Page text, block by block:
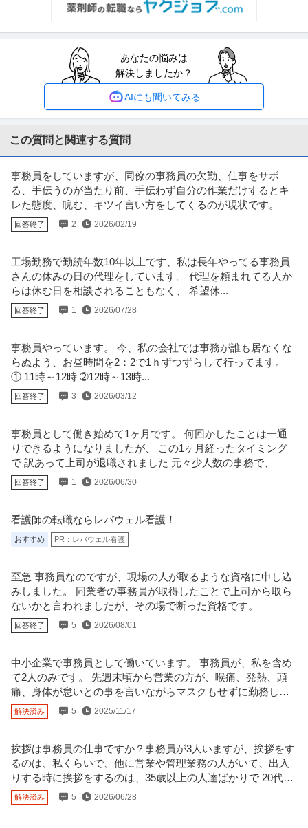
【職種】管理＞法務・コンプライアンス 【業種】士業＞その他 ※会員属性な
どに応じ、当該求人をビズリ…続きを見る
羽田空港／施設保全サポート年休126日／土日祝休／残業10H以下
／内勤9割／安定性が強みの建コン
株式会社スタッド
昇給あり
年収400万円〜620万円
残業10H以下／内勤9割／ …続きを見る
中野／現場品質検査（アパート）シニア活躍中／残業10h程度／
土日祝／”ホワイト企業”認定企業
株式会社レオパレス21
新着 正社員 交通費支給 昇給あり 在宅ワーク
年収579万円〜1,002万円
株式会社レオパレス21 【中野】現場品質検査（アパート）◆シニア活躍中｜
残業10h程度｜土日祝｜”
…続きを見る
提供：doda
総務 ／ 総務人事 土日祝休み／残業ほぼなし
株式会社ダイケンホールディングス
【職種】管理＞総務 【業種】不動産＞不動産管理 ※会員属性などに応じ、当
該求人をビズリーチ上で閲覧…続きを見る
／平均年齢30代／残業月10時間
正社員 交通費支給 昇給あり 在宅ワーク
年収300万円〜500万円
【職種】管理＞経理（財務会計） 【業種】IT・インターネット＞ソフトウエ
ア ※会員属性などに応じ、…続きを見る
提供：ビズリーチ
個人営業 ／ 「営業」土日祝休み／業界屈指のインセンティブ／残
業月10h
株式会社ヴェリタス・インベストメント
年収800万円
【職種】営業＞個人営業 【業種】不動産＞デベロッパー ※会員属性などに応
じ、当該求人をビズリーチ上…続きを見る
0代活躍中！／残業20h程度／土日祝休み
名鉄ワールドトランスポート株式会社
新着 正社員 昇給あり ミドル活躍中 土日休み
年収400万円〜600万円
【職種】営業＞法人営業 【業種】運輸・交通＞その他 ※会員属性などに応
この条件の求人をもっと見る
あなたの悩みは
解決しましたか？
AIにも聞いてみる
この質問と関連する質問
事務員をしていますが、同僚の事務員の欠勤、仕事をサボ
る、手伝うのが当たり前、手伝わず自分の作業だけするとキ
レた態度、睨む、キツイ言い方をしてくるのが現状です。
回答終了 2 2026/02/19
工場勤務で勤続年数10年以上です、私は長年やってる事務員
さんの休みの日の代理をしています。 代理を頼まれてる人か
らは休む日を相談されることもなく、 希望休...
回答終了 1 2026/07/28
事務員やっています。 今、私の会社では事務が誰も居なくな
らぬよう、お昼時間を2：2で1ｈずつずらして行ってます。
① 11時～12時 ➁12時～13時...
回答終了 3 2026/03/12
事務員として働き始めて1ヶ月です。 何回かしたことは一通
りできるようになりましたが、 この1ヶ月経ったタイミング
で 訳あって上司が退職されました 元々少人数の事務で、
回答終了 1 2026/06/30
看護師の転職ならレバウェル看護！
おすすめ PR：レバウェル看護
至急 事務員なのですが、現場の人が取るような資格に申し込
みしました。 同業者の事務員が取得したことで上司から取ら
ないかと言われましたが、その場で断った資格です。
回答終了 5 2026/08/01
中小企業で事務員として働いています。 事務員が、私を含め
て2人のみです。 先週末頃から営業の方が、喉痛、発熱、頭
痛、身体が怠いとの事を言いながらマスクもせずに勤務して
おりました。
解決済み 5 2025/11/17
挨拶は事務員の仕事ですか？事務員が3人いますが、挨拶をす
るのは、私くらいで、他に営業や管理業務の人がいて、出入
りする時に挨拶をするのは、35歳以上の人達ばかりで 20代は
無言で出入りします。
解決済み 5 2026/06/28